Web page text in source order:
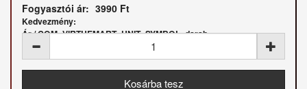
Fogyasztói ár: 3990 Ft
Kedvezmény:
Ár / COM_VIRTUEMART_UNIT_SYMBOL_darab: